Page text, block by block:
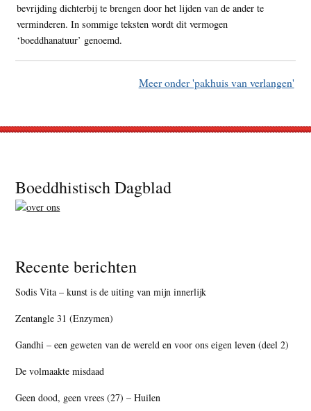
bevrijding dichterbij te brengen door het lijden van de ander te
verminderen. In sommige teksten wordt dit vermogen
‘boeddhanatuur’ genoemd.
Meer onder 'pakhuis van verlangen'
Footer
Boeddhistisch Dagblad
Recente berichten
Sodis Vita – kunst is de uiting van mijn innerlijk
Zentangle 31 (Enzymen)
Gandhi – een geweten van de wereld en voor ons eigen leven (deel 2)
De volmaakte misdaad
Geen dood, geen vrees (27) – Huilen